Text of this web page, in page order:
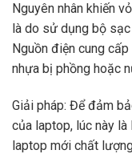
Nguyên nhân khiến
là do sử dụng bộ
Nguồn điện cung
nhựa bị phồng hoặc
Giải pháp: Để đảm
của laptop, lúc này
laptop mới chất